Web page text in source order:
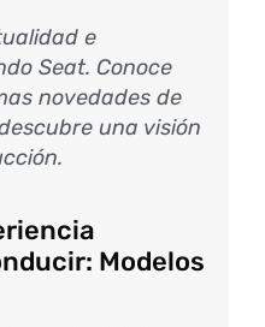
e
Seat. Conoce
novedades de
una visión
Modelos